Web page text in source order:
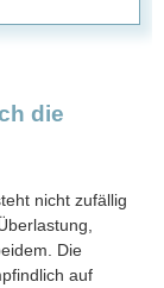
die
nicht zufällig
Die
auf